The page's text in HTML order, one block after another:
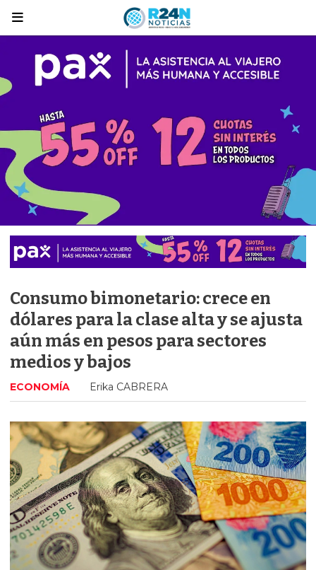
Consumo bimonetario: crece en
dólares para la clase alta y se ajusta
aún más en pesos para sectores
medios y bajos
ECONOMÍA Erika CABRERA